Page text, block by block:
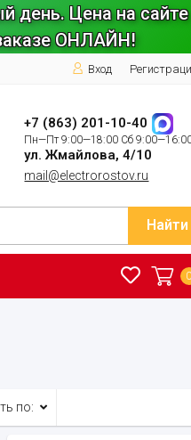
день. Цена на сайте
ОНЛАЙН!
Вход
+7 (863) 201-10-40
Пн—Пт 9:00—18:00 Сб
ул. Жмайлова, 4/10
mail@electrorostov.ru
Найти
по: